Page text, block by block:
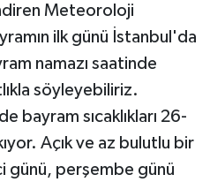
Meteoroloji
ilk günü İstanbul'da
namazı saatinde
söyleyebiliriz.
bayram sıcaklıkları 26-
Açık ve az bulutlu bir
günü, perşembe günü
Sahiplendirme